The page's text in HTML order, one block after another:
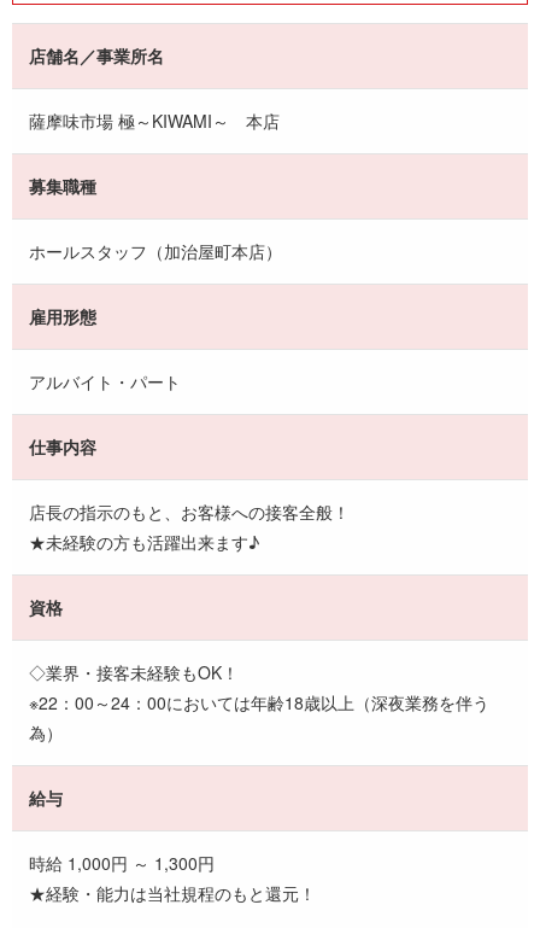
店舗名／事業所名
薩摩味市場 極～KIWAMI～ 本店
募集職種
ホールスタッフ（加治屋町本店）
雇用形態
アルバイト・パート
仕事内容
店長の指示のもと、お客様への接客全般！
★未経験の方も活躍出来ます♪
資格
◇業界・接客未経験もOK！
※22：00～24：00においては年齢18歳以上（深夜業務を伴う
為）
給与
時給 1,000円 ～ 1,300円
★経験・能力は当社規程のもと還元！